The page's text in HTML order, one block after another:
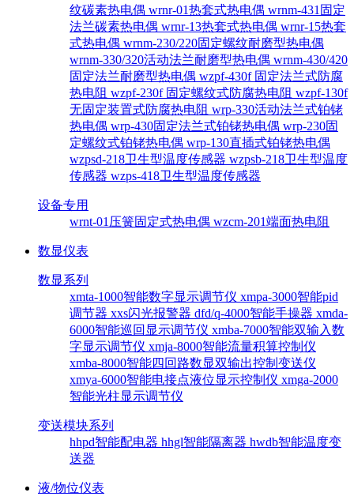
纹碳素热电偶 wrnr-01热套式热电偶 wrnm-431固定
法兰碳素热电偶 wrnr-13热套式热电偶 wrnr-15热套
式热电偶 wrnm-230/220固定螺纹耐磨型热电偶
wrnm-330/320活动法兰耐磨型热电偶 wrnm-430/420
固定法兰耐磨型热电偶 wzpf-430f 固定法兰式防腐
热电阻 wzpf-230f 固定螺纹式防腐热电阻 wzpf-130f
无固定装置式防腐热电阻 wrp-330活动法兰式铂铑
热电偶 wrp-430固定法兰式铂铑热电偶 wrp-230固
定螺纹式铂铑热电偶 wrp-130直插式铂铑热电偶
wzpsd-218卫生型温度传感器 wzpsb-218卫生型温度
传感器 wzps-418卫生型温度传感器
设备专用
wrnt-01压簧固定式热电偶 wzcm-201端面热电阻
数显仪表
数显系列
xmta-1000智能数字显示调节仪 xmpa-3000智能pid
调节器 xxs闪光报警器 dfd/q-4000智能手操器 xmda-
6000智能巡回显示调节仪 xmba-7000智能双输入数
字显示调节仪 xmja-8000智能流量积算控制仪
xmba-8000智能四回路数显双输出控制变送仪
xmya-6000智能电接点液位显示控制仪 xmga-2000
智能光柱显示调节仪
变送模块系列
hhpd智能配电器 hhgl智能隔离器 hwdb智能温度变
送器
液/物位仪表